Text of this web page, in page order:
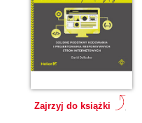
Zajrzyj do książki